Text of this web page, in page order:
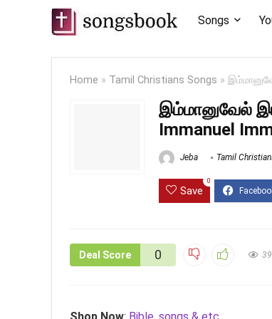
Songs
Home » Tamil Christians Songs »
இம்மானுவேல்
Immanuel
Jeba Tamil
Save
0
Deal Score 0 39